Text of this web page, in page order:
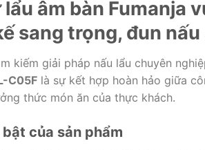
lẩu âm bàn Fumanja
sang trọng, đun
kiếm giải pháp nấu lẩu chuyên
C05F là sự kết hợp hoàn hảo giữa
thức món ăn của thực khách.
của sản phẩm